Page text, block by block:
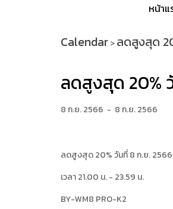
หน้าแ
Calendar>ลดสูงสุด
ลดสูงสุด 20%
8 ก.ย. 2566 - 8 ก.ย. 2566
ลดสูงสุด 20% วันที่ 8 ก.ย. 2566
เวลา 21.00 น. - 23.59 น.
BY-WM8 PRO-K2